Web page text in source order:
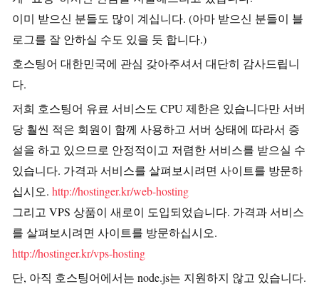
이미 받으신 분들도 많이 계십니다. (아마 받으신 분들이 블
로그를 잘 안하실 수도 있을 듯 합니다.)
호스팅어 대한민국에 관심 갖아주셔서 대단히 감사드립니
다.
저희 호스팅어 유료 서비스도 CPU 제한은 있습니다만 서버
당 훨씬 적은 회원이 함께 사용하고 서버 상태에 따라서 증
설을 하고 있으므로 안정적이고 저렴한 서비스를 받으실 수
있습니다. 가격과 서비스를 살펴보시려면 사이트를 방문하
십시오. http://hostinger.kr/web-hosting
그리고 VPS 상품이 새로이 도입되었습니다. 가격과 서비스
를 살펴보시려면 사이트를 방문하십시오.
http://hostinger.kr/vps-hosting
단, 아직 호스팅어에서는 node.js는 지원하지 않고 있습니다.